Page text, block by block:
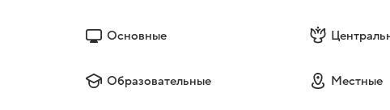
Основные
Образовательные Местные